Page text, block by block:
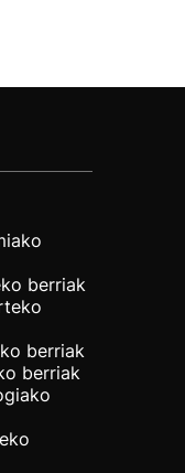
berriak
berriak
berriak